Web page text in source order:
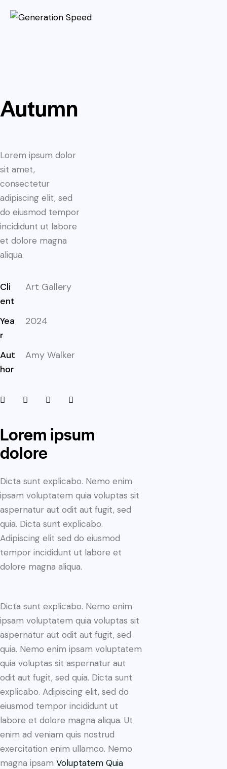
Autumn
Lorem ipsum dolor
sit amet,
consectetur
adipiscing elit, sed
do eiusmod tempor
incididunt ut labore
et dolore magna
aliqua.
Cli
ent
Art Gallery
Yea
r
2024
Aut
hor
Amy Walker
Lorem ipsum
dolore
Dicta sunt explicabo. Nemo enim
ipsam voluptatem quia voluptas sit
aspernatur aut odit aut fugit, sed
quia. Dicta sunt explicabo.
Adipiscing elit sed do eiusmod
tempor incididunt ut labore et
dolore magna aliqua.
Dicta sunt explicabo. Nemo enim
ipsam voluptatem quia voluptas sit
aspernatur aut odit aut fugit, sed
quia. Nemo enim ipsam voluptatem
quia voluptas sit aspernatur aut
odit aut fugit, sed quia. Dicta sunt
explicabo. Adipiscing elit, sed do
eiusmod tempor incididunt ut
labore et dolore magna aliqua. Ut
enim ad veniam quis nostrud
exercitation enim ullamco. Nemo
magna ipsam Voluptatem Quia